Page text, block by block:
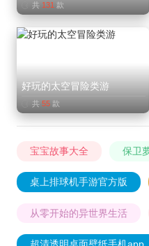
共131 款
好玩的太空冒险类游
共55 款
宝宝故事大全 保卫
桌上排球机手游官方版
从零开始的异世界生活